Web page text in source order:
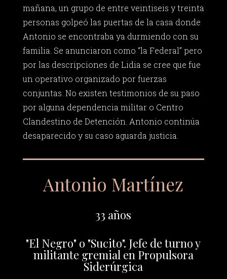
mañana, un grupo de entre veintiseis y treinta
personas golpeó las puertas de la casa donde
Antonio se encontraba ya durmiendo con su
familia. Se anunciaron como “la Federal” pero
por las descripciones de Lidia se cree que fue
un operativo organizado por fuerzas
conjuntas. No existen testimonios de su paso
por alguna dependencia militar o Centro
Clandestino de Detención. Antonio continúa
desaparecido y su caso aguarda justicia.
Antonio Martínez
33 años
"El Negro" o "Sucito". Jefe de turno y
militante gremial en Propulsora
Siderúrgica